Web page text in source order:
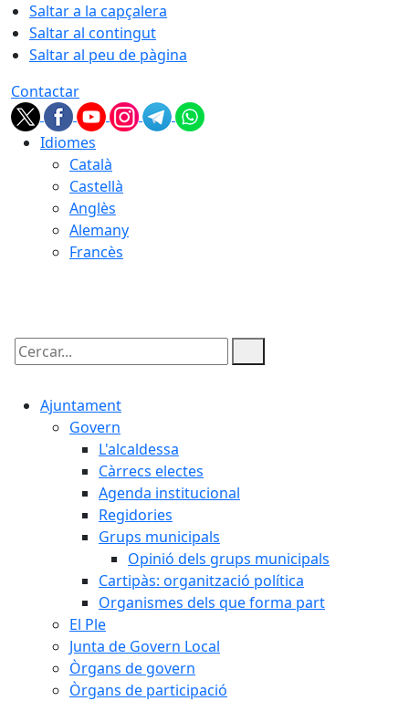
Saltar a la capçalera
Saltar al contingut
Saltar al peu de pàgina
Contactar
Idiomes
Català
Castellà
Anglès
Alemany
Francès
Cercar:
Ajuntament
Govern
L'alcaldessa
Càrrecs electes
Agenda institucional
Regidories
Grups municipals
Opinió dels grups municipals
Cartipàs: organització política
Organismes dels que forma part
El Ple
Junta de Govern Local
Òrgans de govern
Òrgans de participació